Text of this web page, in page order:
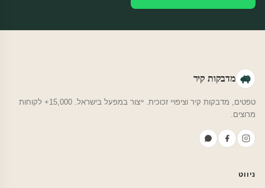
מדבקות קיר
טפטים, מדבקות קיר וציפויי זכוכית. ייצור במפעל בישראל. 15,000+ לקוחות
מרוצים.
ניווט